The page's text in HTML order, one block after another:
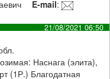
E-mail:
21/08/2021 06:50
Наснага (элита),
(1Р.) Благодатная